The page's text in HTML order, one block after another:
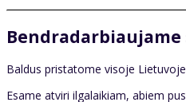
Baldus pristatome visoje
Esame atviri ilgalaikiam, abiem